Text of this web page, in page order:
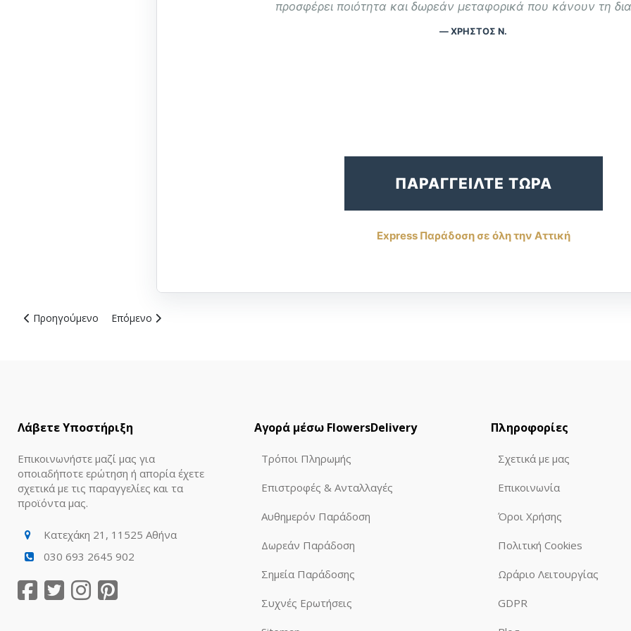
προσφέρει ποιότητα και δωρεάν μεταφορικά που κάνουν τη
— ΧΡΉΣΤΟΣ Ν.
ΠΑΡΑΓΓΕΙΛΤΕ ΤΩΡΑ
Express Παράδοση σε όλη την Αττική
Προηγούμενο άρθρο: Λουλούδια για τον Άγιο Βαλεντίνο: Δωρεάν Παράδοση & 100% Εγγύηση
Προηγούμενο Επόμενο άρθρο: Λουλούδια για Γιορτή: Δωρεάν Παράδοση στην Αθήνα & 100% Εγγύηση
Επόμενο
Λάβετε Υποστήριξη
Επικοινωνήστε μαζί μας για
οποιαδήποτε ερώτηση ή απορία έχετε
σχετικά με τις παραγγελίες και τα
προϊόντα μας.
Κατεχάκη 21, 11525 Αθήνα
030 693 2645 902
Αγορά μέσω FlowersDelivery
Τρόποι Πληρωμής
Επιστροφές & Ανταλλαγές
Αυθημερόν Παράδοση
Δωρεάν Παράδοση
Σημεία Παράδοσης
Συχνές Ερωτήσεις
Πληροφορίες
Σχετικά με μας
Επικοινωνία
Όροι Χρήσης
Πολιτική Cookies
Ωράριο Λειτουργίας
GDPR